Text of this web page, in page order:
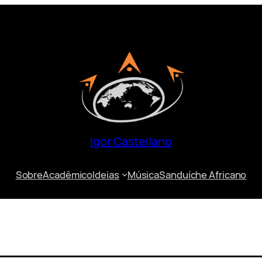
Igor Castellano
SobreAcadêmicoIdeias MúsicaSanduíche Africano